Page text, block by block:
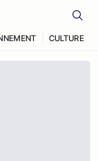
CULTURE